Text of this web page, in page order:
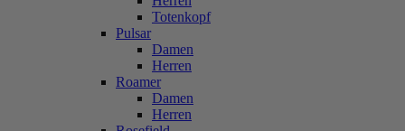
Totenkopf
Pulsar
Damen
Herren
Roamer
Damen
Herren